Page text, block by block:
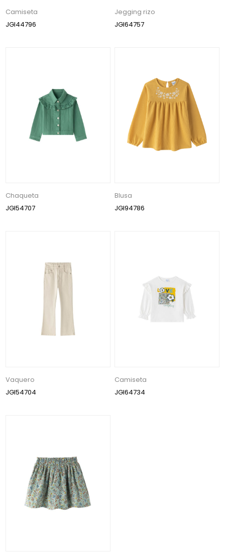
Camiseta
JGI44796
Jegging rizo
JGI64757
Chaqueta
JGI54707
Blusa
JGI94786
Vaquero
JGI54704
Camiseta
JGI64734